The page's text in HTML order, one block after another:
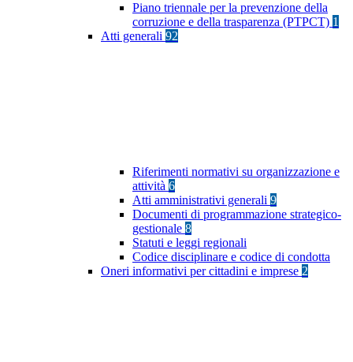
Piano triennale per la prevenzione della
corruzione e della trasparenza (PTPCT) 1
Atti generali 92
Riferimenti normativi su organizzazione e
attività 6
Atti amministrativi generali 9
Documenti di programmazione strategico-
gestionale 8
Statuti e leggi regionali
Codice disciplinare e codice di condotta
Oneri informativi per cittadini e imprese 2